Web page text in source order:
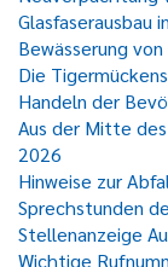
Glasfaserausbau
Bewässerung
Die
Handeln der
Aus der Mitte
2026
Hinweise zur
Sprechstunden
Stellenanzeige
Wichtige